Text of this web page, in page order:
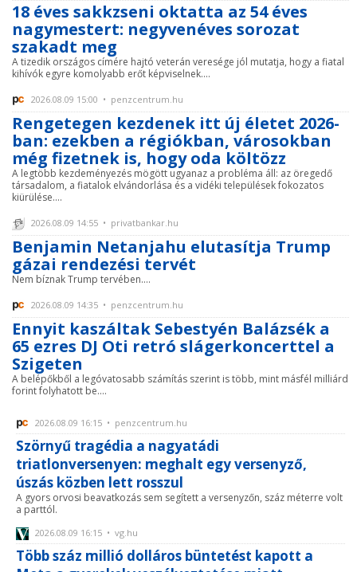
18 éves sakkzseni oktatta az 54 éves
nagymestert: negyvenéves sorozat
szakadt meg
A tizedik országos címére hajtó veterán veresége jól mutatja, hogy a fiatal
kihívók egyre komolyabb erőt képviselnek....
2026.08.09 15:00 • penzcentrum.hu
Rengetegen kezdenek itt új életet 2026-
ban: ezekben a régiókban, városokban
még fizetnek is, hogy oda költözz
A legtöbb kezdeményezés mögött ugyanaz a probléma áll: az öregedő
társadalom, a fiatalok elvándorlása és a vidéki települések fokozatos
kiürülése....
2026.08.09 14:55 • privatbankar.hu
Benjamin Netanjahu elutasítja Trump
gázai rendezési tervét
Nem bíznak Trump tervében....
2026.08.09 14:35 • penzcentrum.hu
Ennyit kaszáltak Sebestyén Balázsék a
65 ezres DJ Oti retró slágerkoncerttel a
Szigeten
A belépőkből a legóvatosabb számítás szerint is több, mint másfél milliárd
forint folyhatott be....
2026.08.09 16:15 • penzcentrum.hu
Szörnyű tragédia a nagyatádi
triatlonversenyen: meghalt egy versenyző,
úszás közben lett rosszul
A gyors orvosi beavatkozás sem segített a versenyzőn, száz méterre volt
a parttól.
2026.08.09 16:15 • vg.hu
Több száz millió dolláros büntetést kapott a